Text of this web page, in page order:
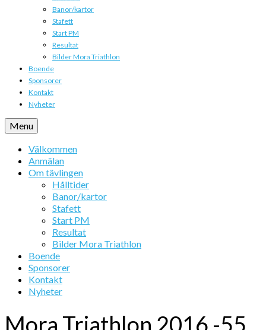
Banor/kartor
Stafett
Start PM
Resultat
Bilder Mora Triathlon
Boende
Sponsorer
Kontakt
Nyheter
Menu
Välkommen
Anmälan
Om tävlingen
Hålltider
Banor/kartor
Stafett
Start PM
Resultat
Bilder Mora Triathlon
Boende
Sponsorer
Kontakt
Nyheter
Mora Triathlon 2016 -55